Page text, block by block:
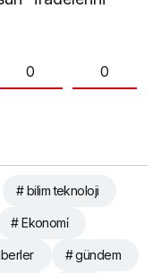
0 0
# bilim teknoloji
# Ekonomi̇
# gündem